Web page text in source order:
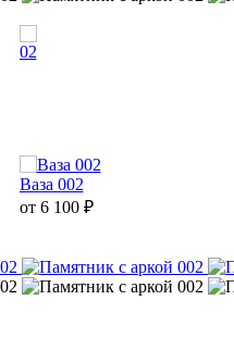
02
Ваза 002
от 6 100 ₽